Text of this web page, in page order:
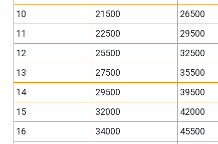
10
21500 26500
11
22500 29500
12
25500 32500
13
27500 35500
14
29500 39500
15
32000 42000
16
34000 45500